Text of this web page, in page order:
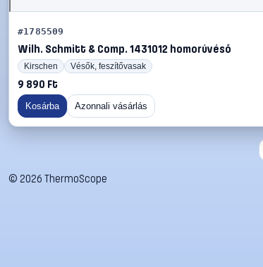
#1785509
Wilh. Schmitt & Comp. 1431012 homorúvéső
Kirschen Vésők, feszítővasak
9 890 Ft
Kosárba Azonnali vásárlás
© 2026 ThermoScope